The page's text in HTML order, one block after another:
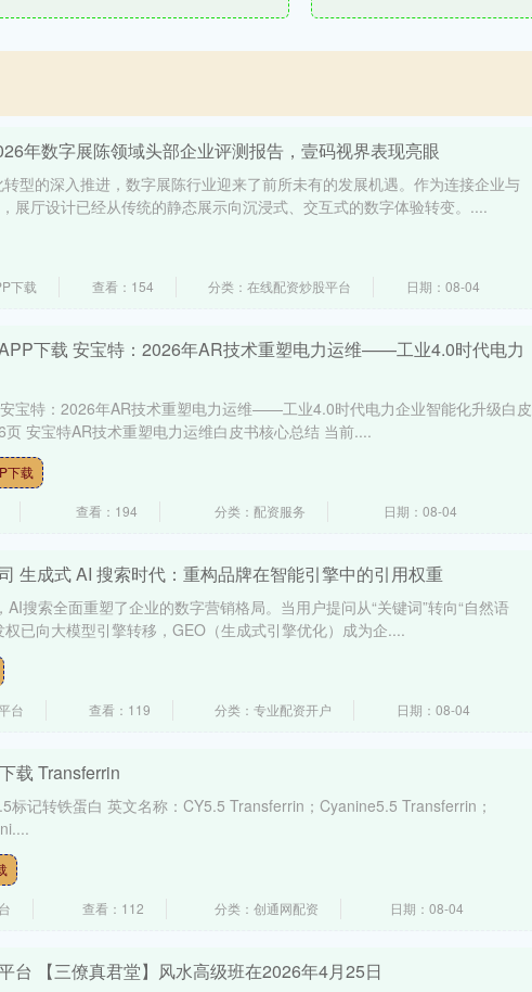
年数字展陈领域头部企业评测报告，壹码视界表现亮眼
型的深入推进，数字展陈行业迎来了前所未有的发展机遇。作为连接企业与
展厅设计已经从传统的静态展示向沉浸式、交互式的数字体验转变。....
下载 查看：154 分类：在线配资炒股平台 日期：08-04
下载 安宝特：2026年AR技术重塑电力运维——工业4.0时代电力
宝特：2026年AR技术重塑电力运维——工业4.0时代电力企业智能化升级白皮
安宝特AR技术重塑电力运维白皮书核心总结 当前....
下载
查看：194 分类：配资服务 日期：08-04
生成式 AI 搜索时代：重构品牌在智能引擎中的引用权重
AI搜索全面重塑了企业的数字营销格局。当用户提问从“关键词”转向“自然语
权已向大模型引擎转移，GEO（生成式引擎优化）成为企....
台 查看：119 分类：专业配资开户 日期：08-04
载 Transferrin
标记转铁蛋白 英文名称：CY5.5 Transferrin；Cyanine5.5 Transferrin；
查看：112 分类：创通网配资 日期：08-04
台 【三僚真君堂】风水高级班在2026年4月25日